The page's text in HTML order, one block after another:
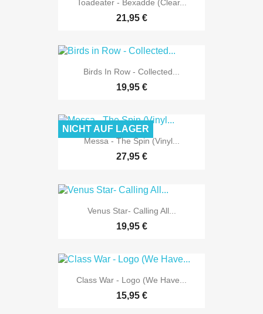
Toadeater - Bexadde (Clear...
21,95 €
Birds In Row - Collected...
19,95 €
Messa - The Spin (Vinyl...
27,95 €
NICHT AUF LAGER
Venus Star- Calling All...
19,95 €
Class War - Logo (We Have...
15,95 €